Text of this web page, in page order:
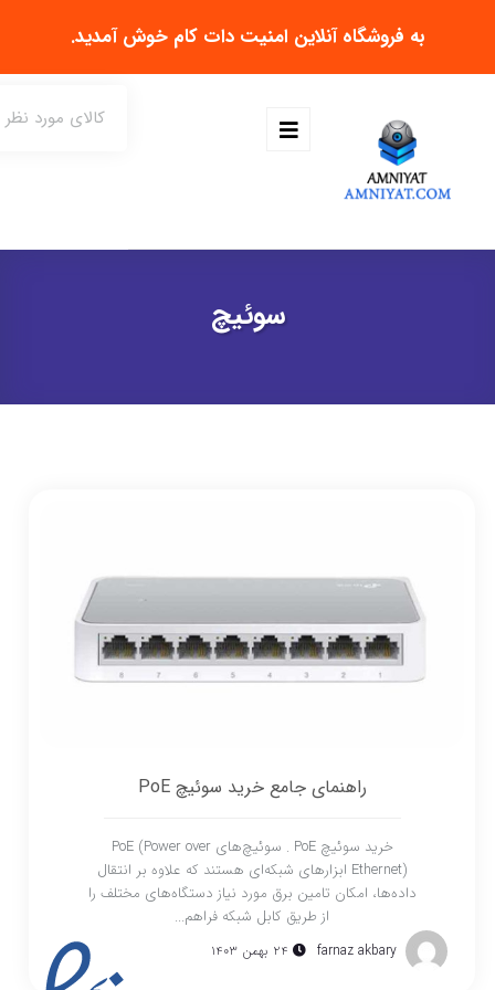
به فروشگاه آنلاین امنیت دات کام خوش آمدید.
سوئیچ
راهنمای جامع خرید سوئیچ PoE
خرید سوئیچ PoE . سوئیچ‌های PoE (Power over
Ethernet) ابزارهای شبکه‌ای هستند که علاوه بر انتقال
داده‌ها، امکان تامین برق مورد نیاز دستگاه‌های مختلف را
از طریق کابل شبکه فراهم...
farnaz akbary ۲۴ بهمن ۱۴۰۳